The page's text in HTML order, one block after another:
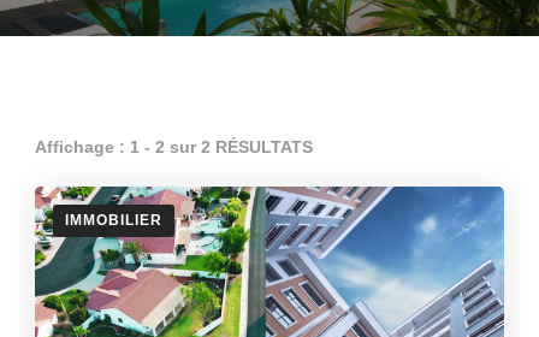
Affichage : 1 - 2 sur 2 RÉSULTATS
IMMOBILIER